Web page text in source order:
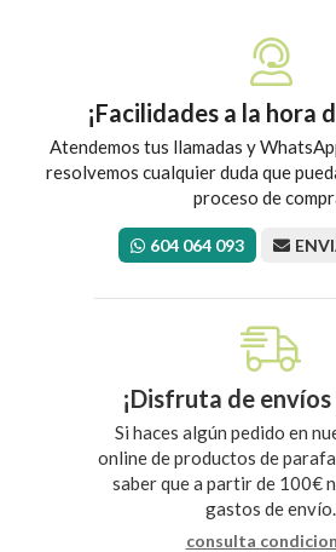
¡Facilidades a la hora
Atendemos tus llamadas y
resolvemos cualquier duda que
proceso de
604 064 093
¡Disfruta de
Si haces algún pedido en
online de productos de
saber que a partir de 100€
gastos de envío.
consulta